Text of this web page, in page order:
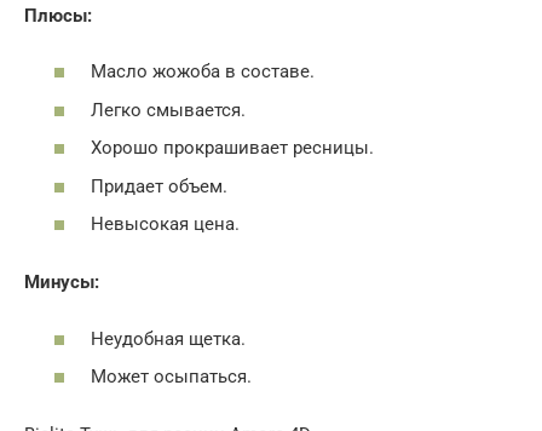
Плюсы:
Масло жожоба в составе.
Легко смывается.
Хорошо прокрашивает ресницы.
Придает объем.
Невысокая цена.
Минусы:
Неудобная щетка.
Может осыпаться.